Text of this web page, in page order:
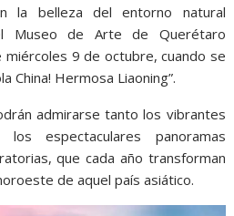
la belleza del entorno natural
Museo de Arte de Querétaro
9 de octubre, cuando se
China! Hermosa Liaoning”.
admirarse tanto los vibrantes
espectaculares panoramas
que cada año transforman
de aquel país asiático.